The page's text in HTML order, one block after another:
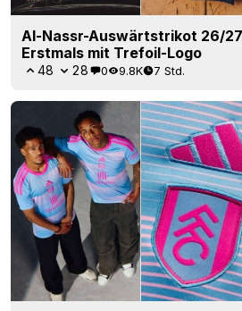
Al-Nassr-Auswärtstrikot 26/
Erstmals mit Trefoil-Logo
48 28 0 9.8K 7 Std.